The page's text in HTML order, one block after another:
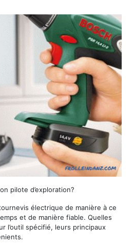
pilote d’exploration?
électrique de manière à ce
et de manière fiable. Quelles
l’outil spécifié, leurs principaux